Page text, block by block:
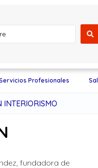
Profesionales
INTERIORISMO
fundadora de